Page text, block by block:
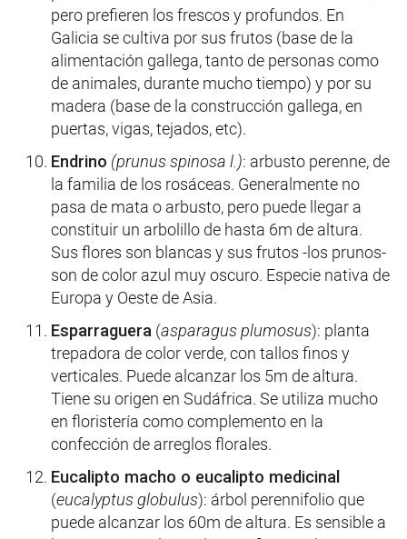
pero prefieren los frescos y profundos. En
Galicia se cultiva por sus frutos (base de la
alimentación gallega, tanto de personas como
de animales, durante mucho tiempo) y por su
madera (base de la construcción gallega, en
puertas, vigas, tejados, etc).
Endrino (prunus spinosa l.): arbusto perenne, de
la familia de los rosáceas. Generalmente no
pasa de mata o arbusto, pero puede llegar a
constituir un arbolillo de hasta 6m de altura.
Sus flores son blancas y sus frutos -los prunos-
son de color azul muy oscuro. Especie nativa de
Europa y Oeste de Asia.
Esparraguera (asparagus plumosus): planta
trepadora de color verde, con tallos finos y
verticales. Puede alcanzar los 5m de altura.
Tiene su origen en Sudáfrica. Se utiliza mucho
en floristería como complemento en la
confección de arreglos florales.
Eucalipto macho o eucalipto medicinal
(eucalyptus globulus): árbol perennifolio que
puede alcanzar los 60m de altura. Es sensible a